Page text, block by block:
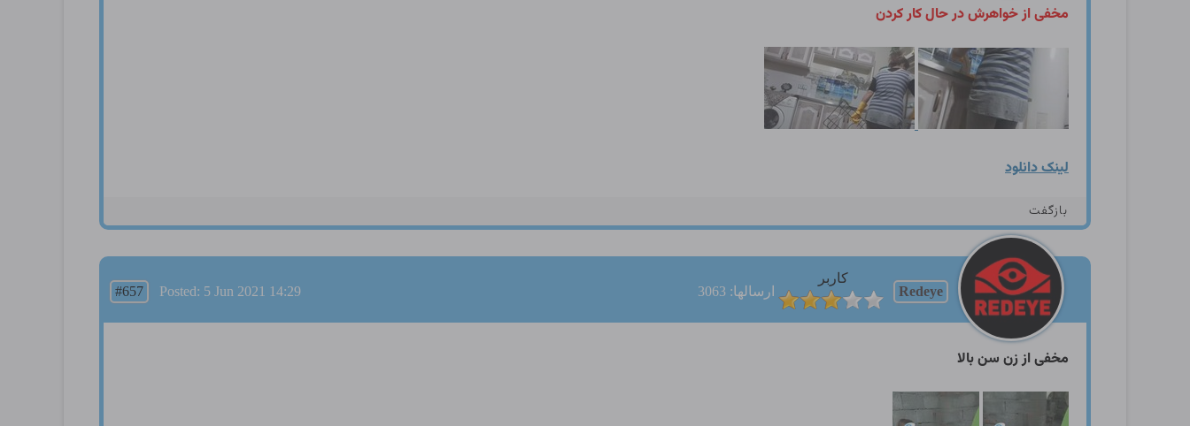
مخفی از خواهرش در حال کار کردن
لینک دانلود
بازگفت
Redeye
کاربر
ارسالها: 3063
#657 Posted: 5 Jun 2021 14:29
مخفی از زن سن بالا